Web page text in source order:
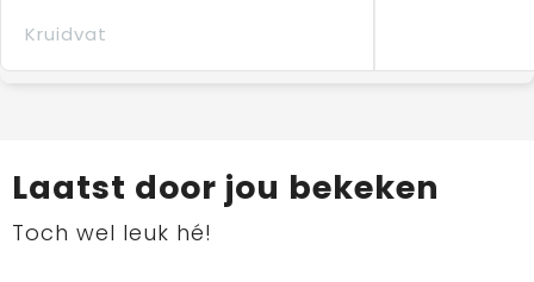
Kruidvat
Laatst door jou bekeken
Toch wel leuk hé!